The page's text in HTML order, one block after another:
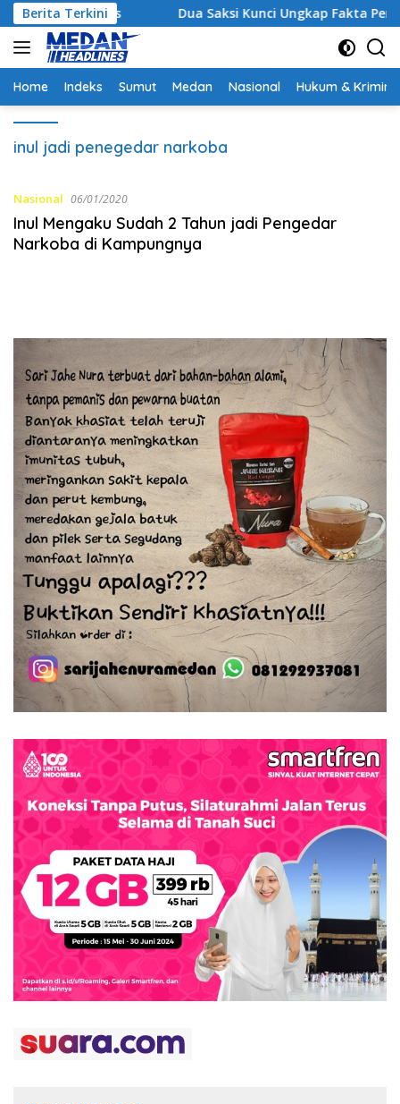
Langsung
ke
konten
Berita Terkini
Strategis Dua Saksi Kunci Ungkap Fakta
Home Indeks Sumut Medan Nasional Hukum &
inul jadi penegedar narkoba
Nasional 06/01/2020
Inul Mengaku Sudah 2 Tahun jadi Pengedar
Narkoba di Kampungnya